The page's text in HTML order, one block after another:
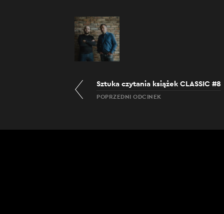
Sztuka czytania książek CLASSIC #8
POPRZEDNI ODCINEK